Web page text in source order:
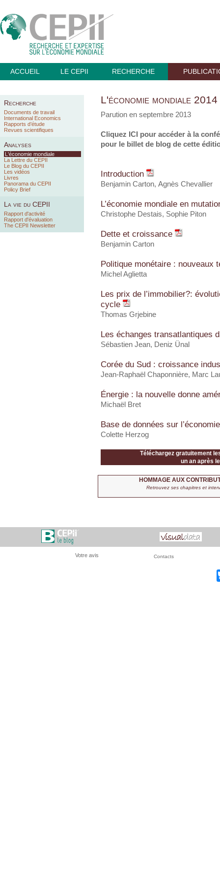
ACCUEIL LE CEPII RECHERCHE
Recherche
Documents de travail
International Economics
Rapports d’étude
Revues scientifiques
Analyses
L'économie mondiale
La Lettre du CEPII
Le Blog du CEPII
Les vidéos
Livres
Panorama du CEPII
Policy Brief
La vie du CEPII
Rapport d'activité
Rapport d'évaluation
The CEPII Newsletter
L'économie mondiale 2014
Parution en septembre 2013
Cliquez ICI
pour accéder à la
pour le billet de blog de cette
Introduction
Benjamin Carton, Agnès Chevallier
L’économie mondiale en
Christophe Destais, Sophie Piton
Dette et croissance
Benjamin Carton
Politique monétaire :
Michel Aglietta
Les prix de l’immobilier?:
cycle
Thomas Grjebine
Les échanges transatlantiques
Sébastien Jean, Deniz Ünal
Corée du Sud : croissance
Jean-Raphaël Chaponnière, Marc
Énergie : la nouvelle donne
Michaël Bret
Base de données sur
Colette Herzog
Téléchargez gratuitement
un an après
HOMMAGE AUX
Retrouvez ses chapitres et
Votre avis Contacts